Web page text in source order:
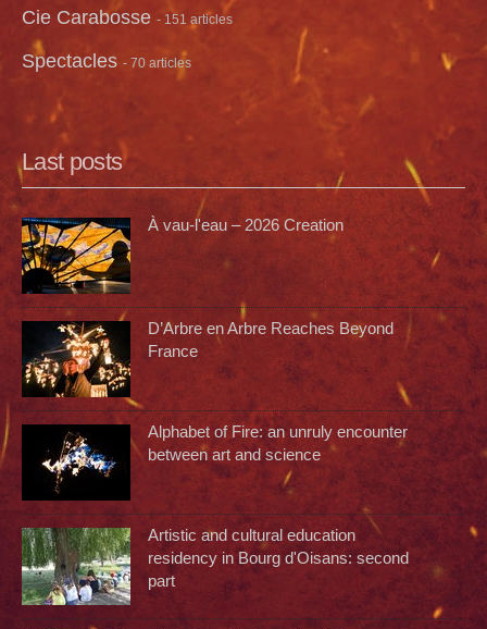
Cie Carabosse - 151 articles
Spectacles - 70 articles
Last posts
À vau-l'eau – 2026 Creation
D’Arbre en Arbre Reaches Beyond
France
Alphabet of Fire: an unruly encounter
between art and science
Artistic and cultural education
residency in Bourg d'Oisans: second
part